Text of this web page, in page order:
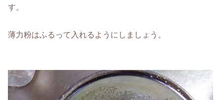
す。
薄力粉はふるって入れるようにしましょう。